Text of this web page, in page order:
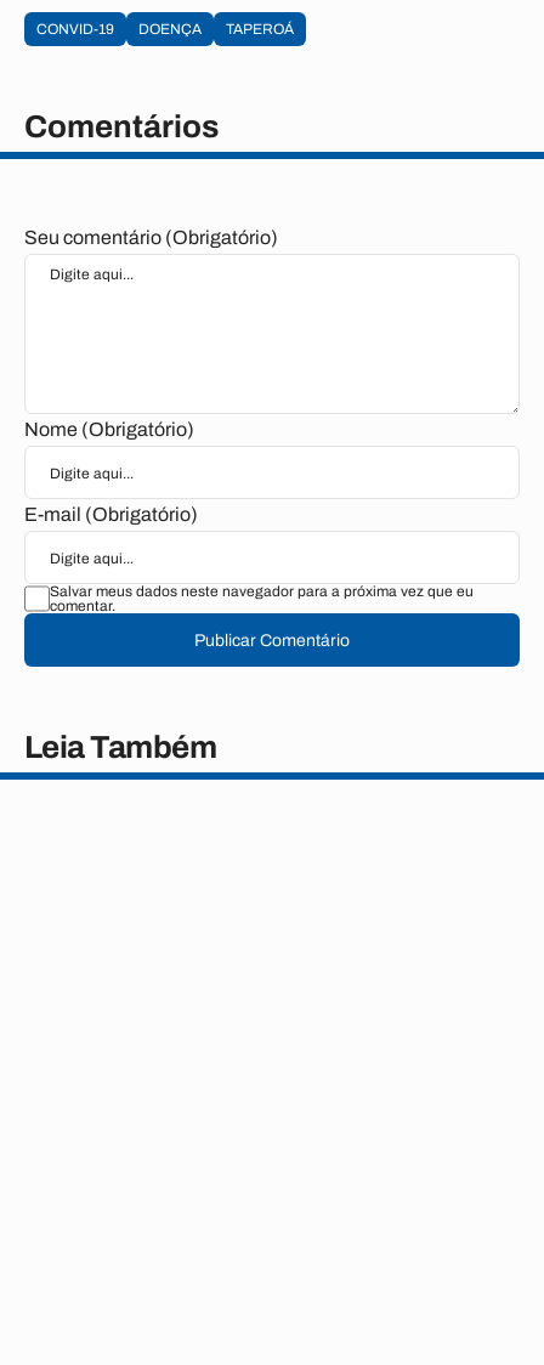
CONVID-19 DOENÇA TAPEROÁ
Comentários
Seu comentário (Obrigatório)
Nome (Obrigatório)
E-mail (Obrigatório)
Salvar meus dados neste navegador para a próxima vez que eu
comentar.
Publicar Comentário
Leia Também